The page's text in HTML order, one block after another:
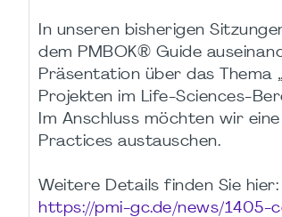
In unseren bisherigen
dem PMBOK® Guide
Präsentation über das Thema „
Projekten im Life-Sciences-
Im Anschluss möchten wir
Practices austauschen.
Weitere Details finden Sie hier:
https://pmi-gc.de/news/